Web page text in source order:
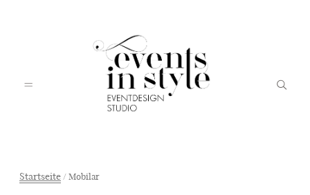
Startseite / Mobilar